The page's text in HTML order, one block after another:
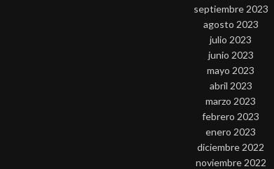
septiembre 2023
agosto 2023
julio 2023
junio 2023
mayo 2023
abril 2023
marzo 2023
febrero 2023
enero 2023
diciembre 2022
noviembre 2022